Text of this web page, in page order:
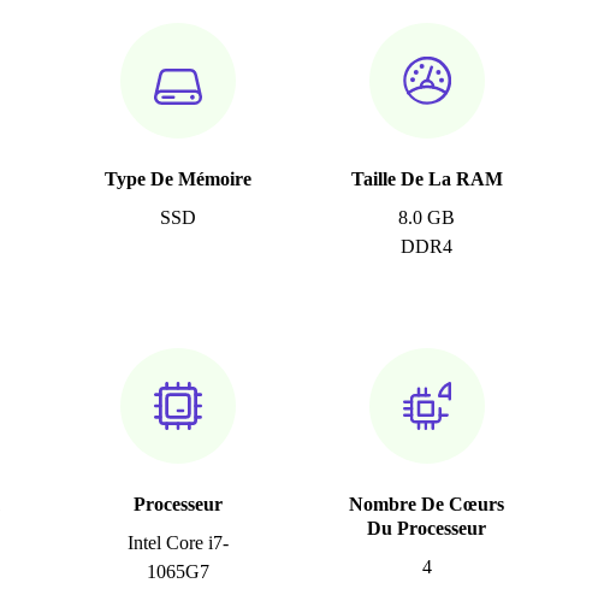
Type De Mémoire
SSD
Taille De La RAM
8.0 GB
DDR4
Processeur
Intel Core i7-
1065G7
Nombre De Cœurs
Du Processeur
4